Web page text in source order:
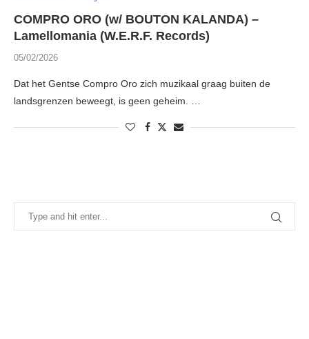
COMPRO ORO (w/ BOUTON KALANDA) –
Lamellomania (W.E.R.F. Records)
05/02/2026
Dat het Gentse Compro Oro zich muzikaal graag buiten de
landsgrenzen beweegt, is geen geheim. …